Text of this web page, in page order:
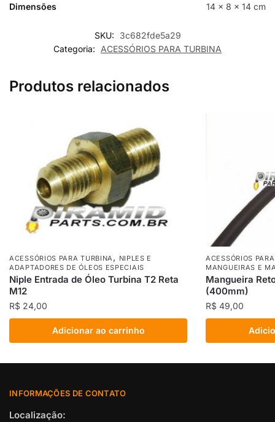
Dimensões 14 × 8 × 14 cm
SKU:
3c682fde5a29
Categoria:
ACESSÓRIOS PARA TURBINA
Produtos relacionados
ACESSÓRIOS PARA TURBINA, NIPLES E
ADAPTADORES DE ÓLEOS ESPECIAIS
Niple Entrada de Óleo Turbina T2 Reta
M12
R$ 24,00
Adicionar ao carrinho
ACESSÓRIOS
MANGUEIRAS E
Mangueira
(400mm)
R$ 49,00
INFORMAÇÕES DE CONTATO
Localização: